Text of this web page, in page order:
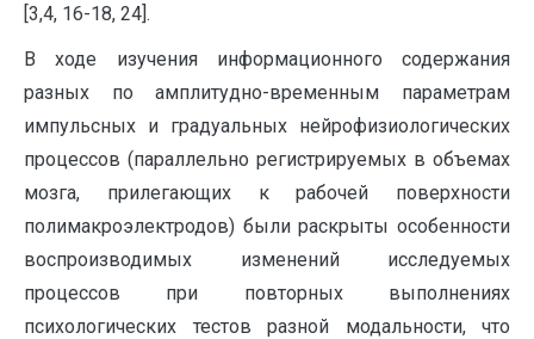
[3,4, 16-18, 24].
В ходе изучения информационного содержания
разных по амплитудно-временным параметрам
импульсных и градуальных нейрофизиологических
процессов (параллельно регистрируемых в объемах
мозга, прилегающих к рабочей поверхности
полимакроэлектродов) были раскрыты особенности
воспроизводимых изменений исследуемых
процессов при повторных выполнениях
психологических тестов разной модальности, что